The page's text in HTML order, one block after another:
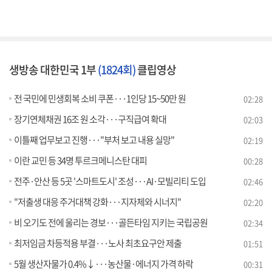
생방송 대한민국 1부(1824회)클립영상
전 국민에 민생회복 소비 쿠폰···1인당 15~50만 원 02:28
장기연체채권 16조 원 소각···구직급여 확대 02:03
이틀째 업무보고 진행···"부처 보고 내용 실망" 02:19
이란 교민 등 34명 투르크메니스탄 대피 00:28
전주·안산 등 5곳 '스마트도시' 조성···AI·모빌리티 도입 02:46
"저출생 대응 주거대책 강화···지자체와 시너지" 02:20
비 오기도 전에 울리는 경보···골든타임 지키는 국립공원 02:34
최저임금 차등적용 부결···노사 최초요구안 제출 01:51
5월 생산자물가 0.4%↓···농산물·에너지 가격 하락 00:31